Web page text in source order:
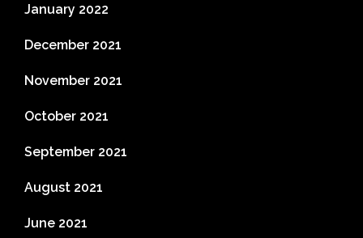
January 2022
December 2021
November 2021
October 2021
September 2021
August 2021
June 2021